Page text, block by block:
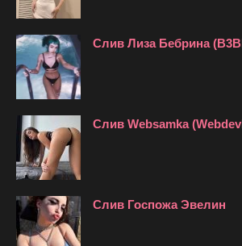
Слив Лиза Бебрина
Слив Websamka
Слив Госпожа Эвелин